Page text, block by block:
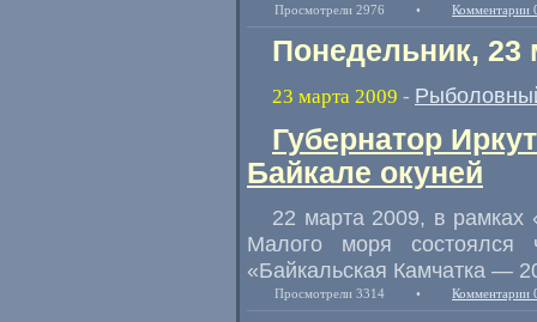
Просмотрели 2976 • Комментарии
Понедельник, 23
23 марта 2009 -
Губернатор
Байкале окуней
22 марта 2009, в
Малого моря
«Байкальская Камчатка —
Просмотрели 3314 • Комментарии